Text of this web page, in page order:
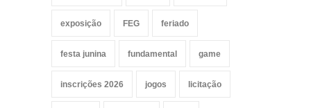
exposição FEG feriado
festa junina fundamental game
inscrições 2026 jogos licitação